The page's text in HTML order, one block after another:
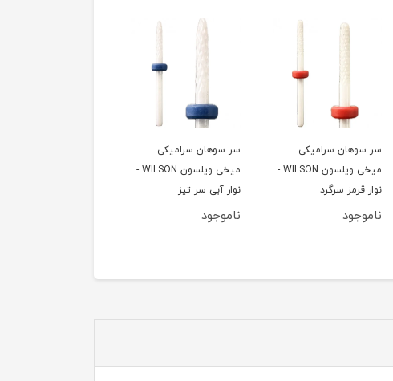
سر سوهان سرامیکی
میخی ویلسون WILSON -
نوار قرمز سرگرد
ناموجود
سر سوهان سرامیکی
میخی ویلسون WILSON -
نوار آبی سر تیز
ناموجود